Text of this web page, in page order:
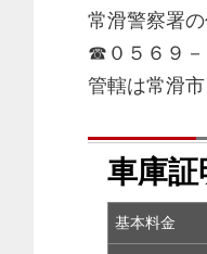
常滑警察署
☎０５６９－
管轄は常滑
車庫証
基本料金